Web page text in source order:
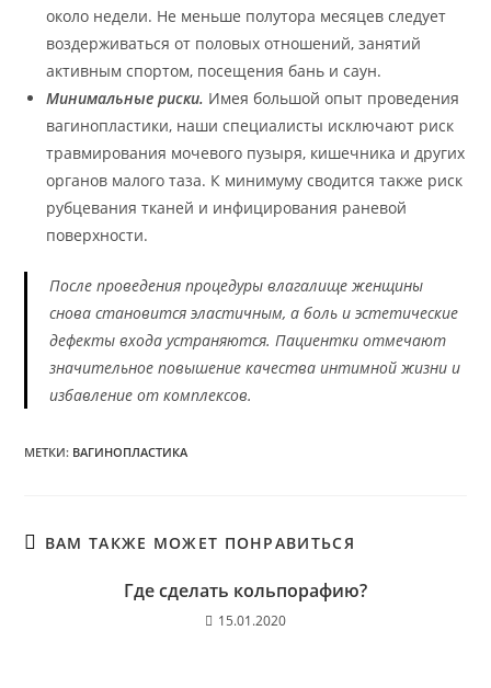
около недели. Не меньше полутора месяцев следует
воздерживаться от половых отношений, занятий
активным спортом, посещения бань и саун.
Минимальные риски. Имея большой опыт проведения
вагинопластики, наши специалисты исключают риск
травмирования мочевого пузыря, кишечника и других
органов малого таза. К минимуму сводится также риск
рубцевания тканей и инфицирования раневой
поверхности.
После проведения процедуры влагалище женщины
снова становится эластичным, а боль и эстетические
дефекты входа устраняются. Пациентки отмечают
значительное повышение качества интимной жизни и
избавление от комплексов.
МЕТКИ: ВАГИНОПЛАСТИКА
ВАМ ТАКЖЕ МОЖЕТ ПОНРАВИТЬСЯ
Где сделать кольпорафию?
15.01.2020